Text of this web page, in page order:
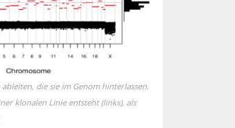
die sie im Genom hinterlassen.
klonalen Linie entsteht (links), als